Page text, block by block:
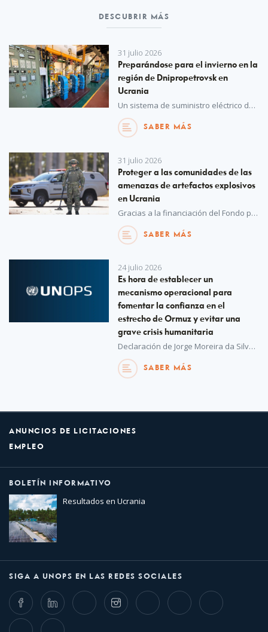
DESCUBRIR MÁS
31 julio 2026
Preparándose para el invierno en la
región de Dnipropetrovsk en
Ucrania
Un sistema de suministro eléctrico de reserva para las redes de calefacción urbana, proporcionado por UNOPS con financiación de la Agencia Española de Cooperación Internacional para el Desarrollo (AECID), contribuirá a garantizar los servicios de calefacción esenciales durante los fríos meses de invierno.
SABER MÁS
31 julio 2026
Proteger a las comunidades de las
amenazas de artefactos explosivos
en Ucrania
Gracias a la financiación del Fondo para la Recuperación de las Comunidades de Ucrania, UNOPS colabora con la Policía Nacional de Ucrania para mejorar las capacidades de desactivación de artefactos explosivos, lo que refuerza la seguridad en todo el país y protege a la población urbana.
SABER MÁS
24 julio 2026
Es hora de establecer un
mecanismo operacional para
fomentar la confianza en el
estrecho de Ormuz y evitar una
grave crisis humanitaria
Declaración de Jorge Moreira da Silva, Director Ejecutivo de UNOPS y coordinador del grupo de trabajo de las Naciones Unidas para el estrecho de Ormuz.
SABER MÁS
ANUNCIOS DE LICITACIONES
EMPLEO
BOLETÍN INFORMATIVO
Resultados en Ucrania
SIGA A UNOPS EN LAS REDES SOCIALES
FacebookLinkedIn Twitter InstagramWhatsappBluesky Threads
TikTok Flickr